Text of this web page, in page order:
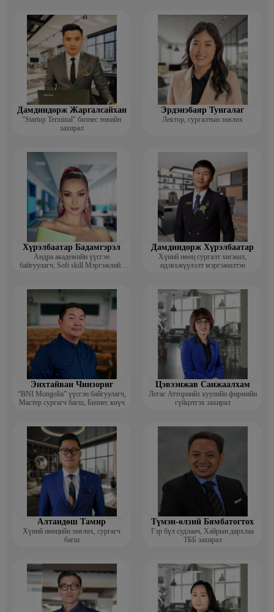
Дамдиндорж Жаргалсайхан
"Startup Terminal" бизнес төвийн
захирал
Эрдэнэбаяр Тунгалаг
Лектор, сургалтын зөвлөх
Хүрэлбаатар Бадамгэрэл
Андра академийн үүсгэн
байгуулагч, Soft skill Мэргэжлийн
Дамдиндорж Хүрэлбаатар
Хүний нөөц сургалт хөгжил,
идэвхжүүлэлт мэргэжилтэн
Энхтайван Чинзориг
“BNI Mongolia” үүсгэн байгуулагч,
Мастер сургагч багш, Бизнес көүч
Цэвээнжав Санжаалхам
Легас Атторнийз хуулийн фирмийн
гүйцэтгэх захирал
Алтандөш Тамир
Хүний нөөцийн зөвлөх, сургагч
багш
Түмэн-өлзий Бямбатогтох
Гэр бүл судлаач, Хайрын дархлаа
ТББ захирал